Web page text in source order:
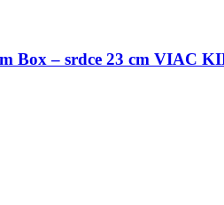
Box – srdce 23 cm VIAC